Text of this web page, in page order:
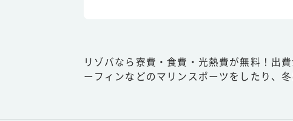
リゾバなら寮費・食費・光熱費が無料！出
ーフィンなどのマリンスポーツをしたり、